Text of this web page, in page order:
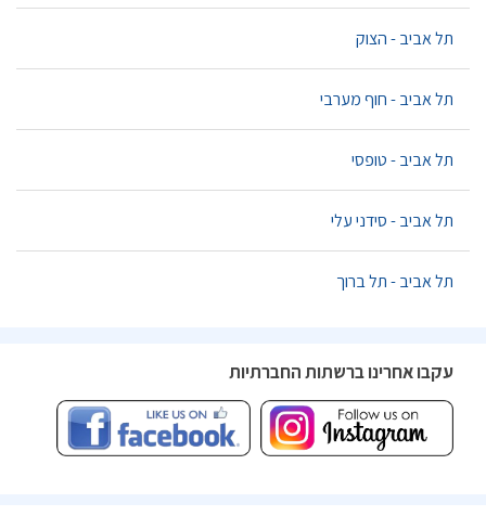
תל אביב - הצוק
תל אביב - חוף מערבי
תל אביב - טופסי
תל אביב - סידני עלי
תל אביב - תל ברוך
עקבו אחרינו ברשתות החברתיות